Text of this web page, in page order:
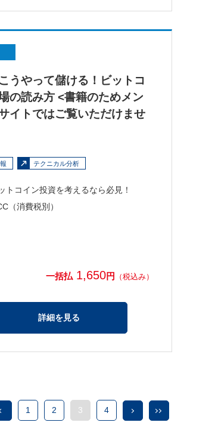
うやって儲ける！ビットコ
の読み方 <書籍のためメン
イトではご覧いただけませ
テクニカル分析
トコイン投資を考えるなら必見！
（消費税別）
一括払 1,650円 （税込み）
詳細を見る
1 2 3 4